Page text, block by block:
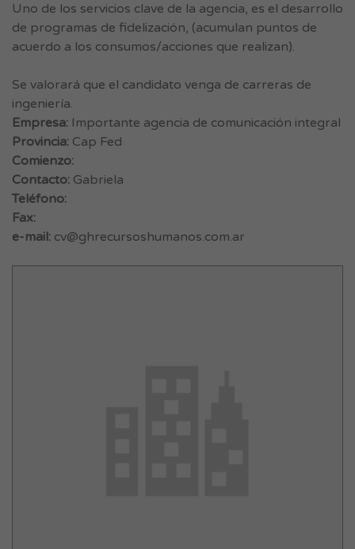
Uno de los servicios clave de la agencia, es el desarrollo
de programas de fidelización, (acumulan puntos de
acuerdo a los consumos/acciones que realizan).
Se valorará que el candidato venga de carreras de
ingeniería.
Empresa: Importante agencia de comunicación integral
Provincia: Cap Fed
Comienzo:
Contacto: Gabriela
Teléfono:
Fax:
e-mail: cv@ghrecursoshumanos.com.ar